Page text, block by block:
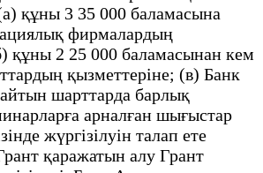
құны 3 35 000 баламасына
фирмалардың
құны 2 25 000 баламасынан кем
қызметтеріне; (в) Банк
шарттарда барлық
арналған шығыстар
жүргізілуін талап ете
қаражатын алу Грант